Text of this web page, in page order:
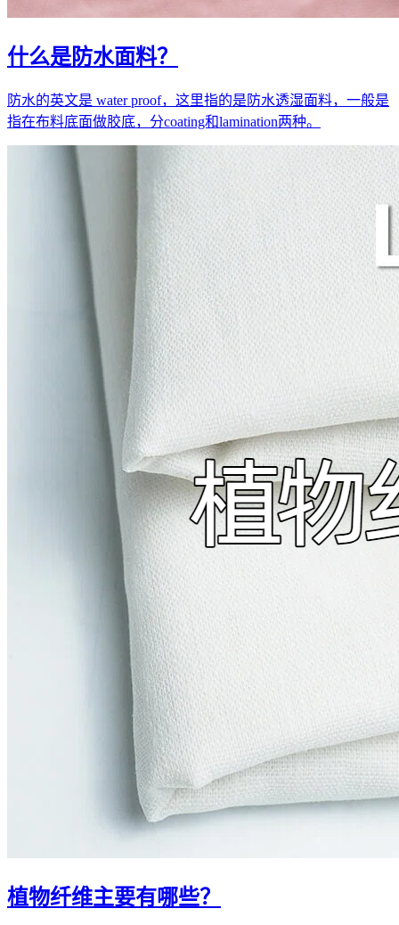
什么是防水面料？
防水的英文是 water proof，这里指的是防水透湿面料，一般是
指在布料底面做胶底，分coating和lamination两种。
植物纤维主要有哪些？